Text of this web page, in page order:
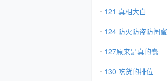
121 真相大白
124 防火防盗防闺蜜
127原来是真的蠢
130 吃货的排位